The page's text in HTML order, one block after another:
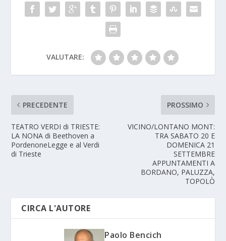
VALUTARE:
PRECEDENTE
TEATRO VERDI di TRIESTE:
LA NONA di Beethoven a
PordenoneLegge e al Verdi
di Trieste
PROSSIMO
VICINO/LONTANO MONT:
TRA SABATO 20 E
DOMENICA 21
SETTEMBRE
APPUNTAMENTI A
BORDANO, PALUZZA,
TOPOLÒ
CIRCA L'AUTORE
Paolo Bencich